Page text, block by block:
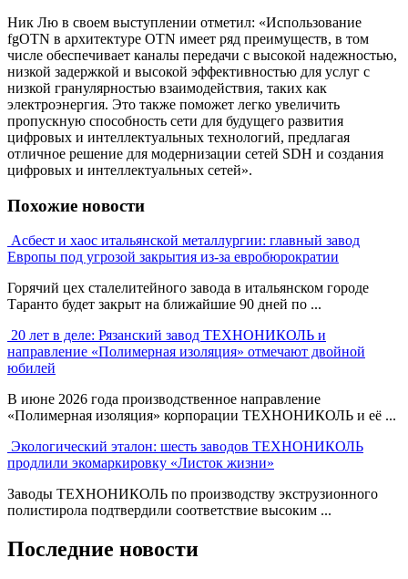
Ник Лю в своем выступлении отметил: «Использование
fgOTN в архитектуре OTN имеет ряд преимуществ, в том
числе обеспечивает каналы передачи с высокой надежностью,
низкой задержкой и высокой эффективностью для услуг с
низкой гранулярностью взаимодействия, таких как
электроэнергия. Это также поможет легко увеличить
пропускную способность сети для будущего развития
цифровых и интеллектуальных технологий, предлагая
отличное решение для модернизации сетей SDH и создания
цифровых и интеллектуальных сетей».
Похожие новости
Асбест и хаос итальянской металлургии: главный завод
Европы под угрозой закрытия из-за евробюрократии
Горячий цех сталелитейного завода в итальянском городе
Таранто будет закрыт на ближайшие 90 дней по ...
20 лет в деле: Рязанский завод ТЕХНОНИКОЛЬ и
направление «Полимерная изоляция» отмечают двойной
юбилей
В июне 2026 года производственное направление
«Полимерная изоляция» корпорации ТЕХНОНИКОЛЬ и её ...
Экологический эталон: шесть заводов ТЕХНОНИКОЛЬ
продлили экомаркировку «Листок жизни»
Заводы ТЕХНОНИКОЛЬ по производству экструзионного
полистирола подтвердили соответствие высоким ...
Последние новости